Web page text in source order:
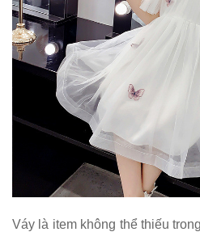
Váy là item không thể thiếu